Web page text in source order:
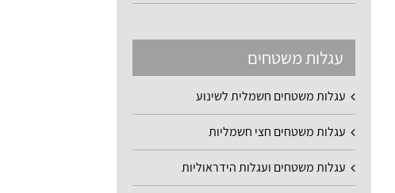
עגלות משטחים
עגלות משטחים חשמלית לשינוע
עגלות משטחים חצי חשמליות
עגלות משטחים ועגלות הידראוליות